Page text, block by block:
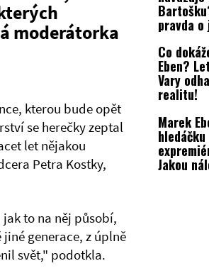
moderátorka
kterou bude opět
se herečky zeptal
let nějakou
Petra Kostky,
to na něj působí,
generace, z úplně
svět," podotkla.
pravda o
Co
Eben?
Vary
realitu!
Marek
hledáčku
Jakou